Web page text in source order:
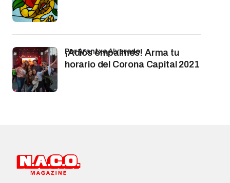
¡Adiós empalmes! Arma tu
horario del Corona Capital 2021
por Arantxa Alvarado